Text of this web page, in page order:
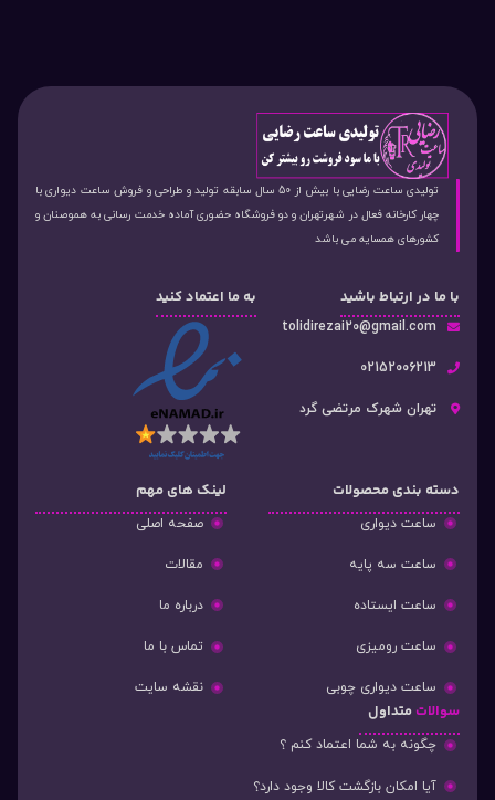
تولیدی ساعت رضایی با بیش از 50 سال سابقه تولید و طراحی و فروش ساعت دیواری با
چهار کارخانه فعال در شهرتهران و دو فروشگاه حضوری آماده خدمت رسانی به هموصنان و
کشورهای همسایه می باشد
با ما در ارتباط باشید
tolidirezai20@gmail.com
02152006213
تهران شهرک مرتضی گرد
به ما اعتماد کنید
دسته‌ بندی محصولات
ساعت دیواری
ساعت سه پایه
ساعت ایستاده
ساعت رومیزی
ساعت دیواری چوبی
لینک های مهم
صفحه اصلی
مقالات
درباره ما
تماس با ما
نقشه سایت
سوالات متداول
چگونه به شما اعتماد کنم ؟
آیا امکان بازگشت کالا وجود دارد؟